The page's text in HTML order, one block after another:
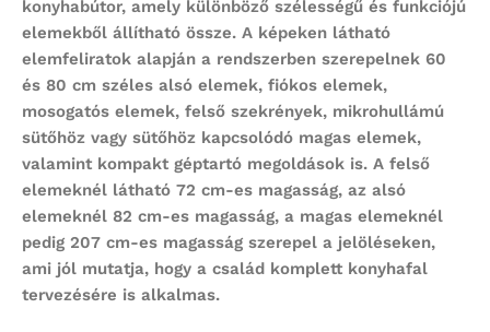
konyhabútor, amely különböző szélességű és funkciójú
elemekből állítható össze. A képeken látható
elemfeliratok alapján a rendszerben szerepelnek 60
és 80 cm széles alsó elemek, fiókos elemek,
mosogatós elemek, felső szekrények, mikrohullámú
sütőhöz vagy sütőhöz kapcsolódó magas elemek,
valamint kompakt géptartó megoldások is. A felső
elemeknél látható 72 cm-es magasság, az alsó
elemeknél 82 cm-es magasság, a magas elemeknél
pedig 207 cm-es magasság szerepel a jelöléseken,
ami jól mutatja, hogy a család komplett konyhafal
tervezésére is alkalmas.